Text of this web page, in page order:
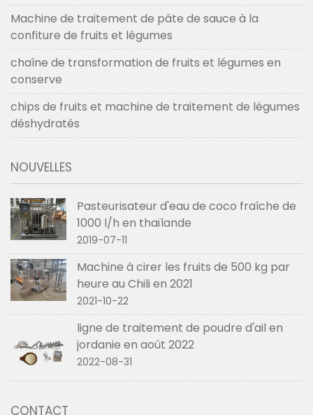
Machine de traitement de pâte de sauce à la
confiture de fruits et légumes
chaîne de transformation de fruits et légumes en
conserve
chips de fruits et machine de traitement de légumes
déshydratés
NOUVELLES
Pasteurisateur d'eau de coco fraîche de
1000 l/h en thaïlande
2019-07-11
Machine à cirer les fruits de 500 kg par
heure au Chili en 2021
2021-10-22
ligne de traitement de poudre d'ail en
jordanie en août 2022
2022-08-31
CONTACT